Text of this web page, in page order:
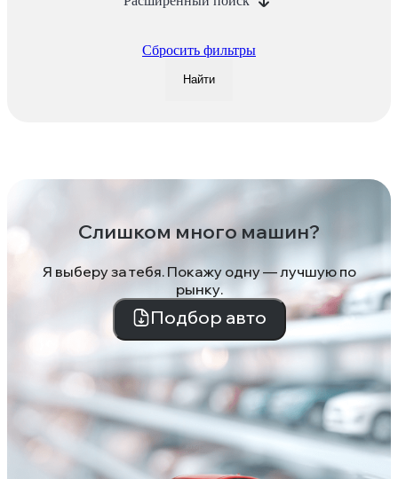
Сбросить фильтры
Найти
Слишком много машин?
Я выберу за тебя. Покажу одну — лучшую по
рынку.
Подбор авто